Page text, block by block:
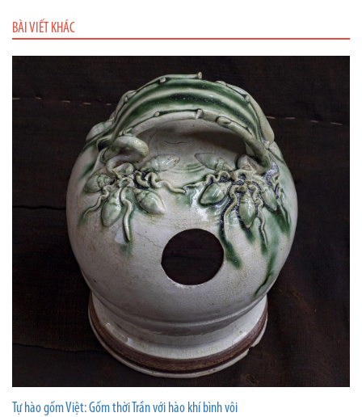
BÀI VIẾT KHÁC
Tự hào gốm Việt: Gốm thời Trần với hào khí bình vôi